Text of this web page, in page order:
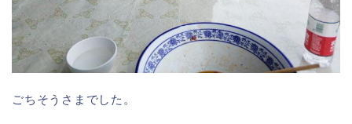
ごちそうさまでした。